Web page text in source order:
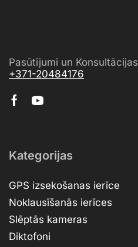
Pasūtījumi un Konsultācijas
+371-20484176
Kategorijas
GPS izsekošanas ierīce
Noklausīšanās ierīces
Slēptās kameras
Diktofoni